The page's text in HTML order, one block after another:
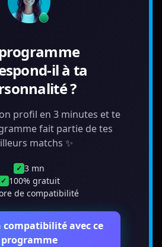
il à ta
?
profil en 3 minutes et te
fait partie de tes
matchs ✨
✓ 3 mn
✓ 100% gratuit
de compatibilité
compatibilité avec ce
programme